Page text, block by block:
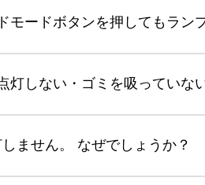
モードボタンを押してもラ
しない・ゴミを吸っていな
ません。 なぜでしょうか？